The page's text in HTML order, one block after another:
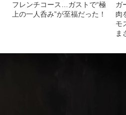
フレンチコース…ガストで“極
上の一人呑み”が至福だった！
ガ
肉
モ
ま